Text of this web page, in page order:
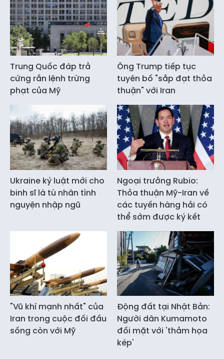
Trung Quốc đáp trả
cứng rắn lệnh trừng
phạt của Mỹ
Ông Trump tiếp tục
tuyên bố "sắp đạt thỏa
thuận" với Iran
Ukraine ký luật mới cho
binh sĩ là tù nhân tình
nguyện nhập ngũ
Ngoại trưởng Rubio:
Thỏa thuận Mỹ-Iran về
các tuyến hàng hải có
thể sớm được ký kết
"Vũ khí mạnh nhất" của
Iran trong cuộc đối đầu
sống còn với Mỹ
Động đất tại Nhật Bản:
Người dân Kumamoto
đối mặt với 'thảm họa
kép'